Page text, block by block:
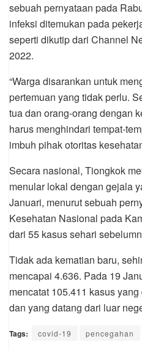
sebuah pernyataan pada
infeksi ditemukan pada
seperti dikutip dari Channel
2022.
“Warga disarankan untuk
pertemuan yang tidak perlu.
tua dan orang-orang dengan
harus menghindari tempat-
imbuh pihak otoritas
Secara nasional, Tiongkok
menular lokal dengan gejala
Januari, menurut sebuah
Kesehatan Nasional pada
dari 55 kasus sehari
Tidak ada kematian baru,
mencapai 4.636. Pada 19
mencatat 105.411 kasus
dan yang datang dari luar
Tags: covid-19 pencegahan